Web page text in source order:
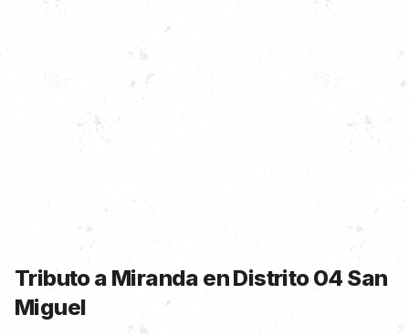
Tributo a Miranda en Distrito 04 San
Miguel